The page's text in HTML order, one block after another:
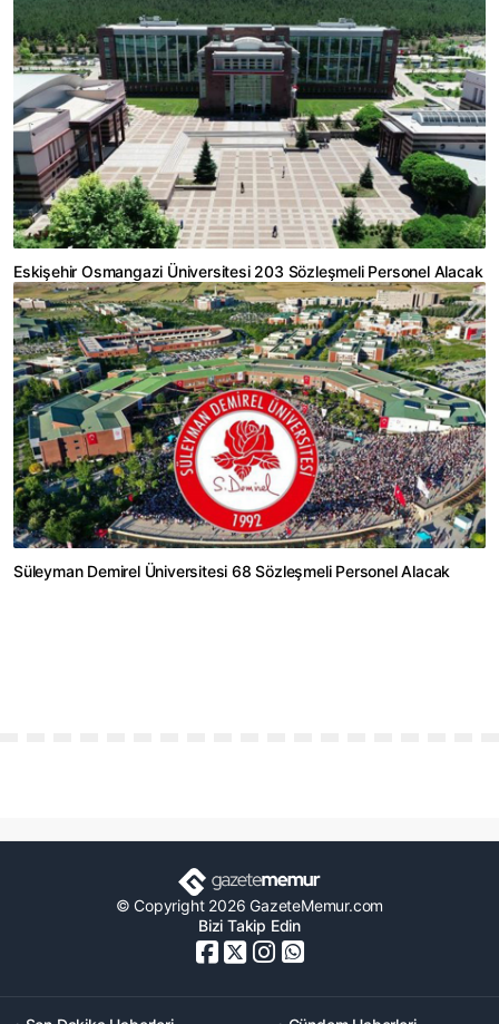
Eskişehir Osmangazi Üniversitesi 203 Sözleşmeli Personel Alacak
Süleyman Demirel Üniversitesi 68 Sözleşmeli Personel Alacak
© Copyright 2026 GazeteMemur.com
Bizi Takip Edin